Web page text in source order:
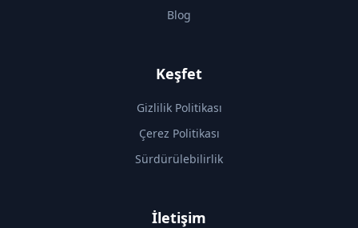
Blog
Keşfet
Gizlilik Politikası
Çerez Politikası
Sürdürülebilirlik
İletişim